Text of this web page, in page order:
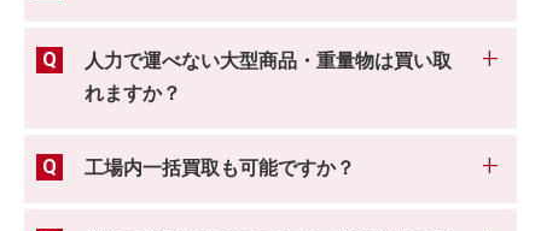
人力で運べない大型商品・重量物は買い取
れますか？
工場内一括買取も可能ですか？